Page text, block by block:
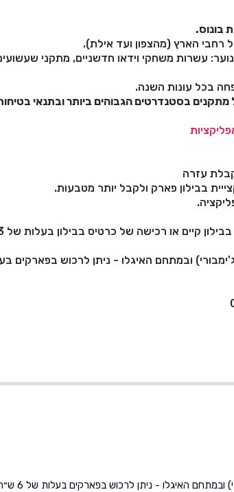
רחבי הארץ (מהצפון ועד אילת).
עשרות משחקי וידאו חדשניים, מתקני
בכל עונות השנה.
עזרה
בבילון פארק ולקבל יותר מטבעות.
רכישה של כרטיס בבילון בעלות של ₪3 בקיוסק בתוך הפארק.
ובמתחם האיגלו - ניתן לרכוש בפארקים בעלות
האיגלו - ניתן לרכוש בפארקים בעלות של 6 ש״ח